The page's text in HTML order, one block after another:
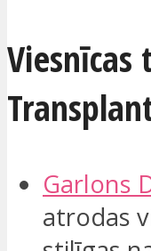
Garlons
atrodas